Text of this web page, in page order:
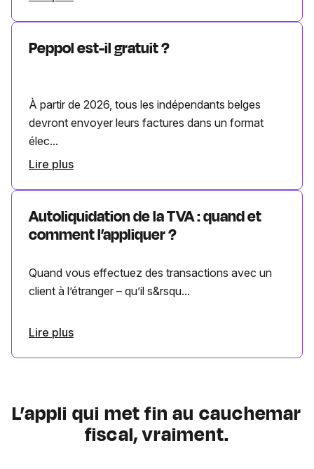
Peppol est-il gratuit ?
À partir de 2026, tous les indépendants belges
devront envoyer leurs factures dans un format
élec...
Lire plus
Autoliquidation de la TVA : quand et
comment l’appliquer ?
Quand vous effectuez des transactions avec un
client à l’étranger – qu’il s&rsqu...
Lire plus
L’appli qui met fin au cauchemar
fiscal, vraiment.